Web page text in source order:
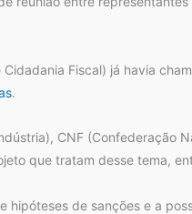
Fiscal) já havia
.
CNF (Confederação
que tratam desse tema,
hipóteses de sanções e a